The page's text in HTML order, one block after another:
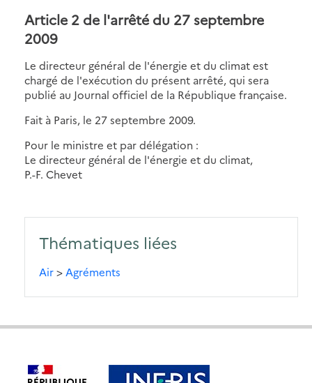
Article 2 de l'arrêté du 27 septembre
2009
Le directeur général de l'énergie et du climat est
chargé de l'exécution du présent arrêté, qui sera
publié au Journal officiel de la République française.
Fait à Paris, le 27 septembre 2009.
Pour le ministre et par délégation :
Le directeur général de l'énergie et du climat,
P.-F. Chevet
Thématiques liées
Air> Agréments